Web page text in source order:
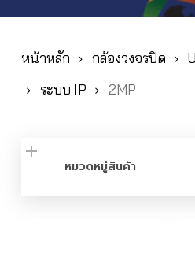
หน้าหลัก กล้องวงจรปิด
ระบบ IP
2MP
หมวดหมู่สินค้า